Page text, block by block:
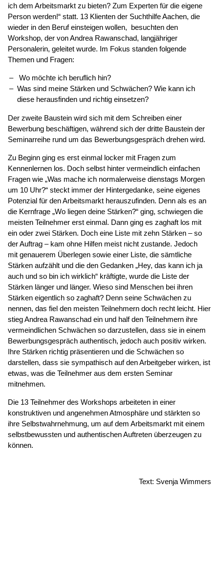
ich dem Arbeitsmarkt zu bieten? Zum Experten für die eigene
Person werden!“ statt. 13 Klienten der Suchthilfe Aachen, die
wieder in den Beruf einsteigen wollen, besuchten den
Workshop, der von Andrea Rawanschad, langjähriger
Personalerin, geleitet wurde. Im Fokus standen folgende
Themen und Fragen:
Wo möchte ich beruflich hin?
Was sind meine Stärken und Schwächen? Wie kann ich
diese herausfinden und richtig einsetzen?
Der zweite Baustein wird sich mit dem Schreiben einer
Bewerbung beschäftigen, während sich der dritte Baustein der
Seminarreihe rund um das Bewerbungsgespräch drehen wird.
Zu Beginn ging es erst einmal locker mit Fragen zum
Kennenlernen los. Doch selbst hinter vermeindlich einfachen
Fragen wie „Was mache ich normalerweise dienstags Morgen
um 10 Uhr?“ steckt immer der Hintergedanke, seine eigenes
Potenzial für den Arbeitsmarkt herauszufinden. Denn als es an
die Kernfrage „Wo liegen deine Stärken?“ ging, schwiegen die
meisten Teilnehmer erst einmal. Dann ging es zaghaft los mit
ein oder zwei Stärken. Doch eine Liste mit zehn Stärken – so
der Auftrag – kam ohne Hilfen meist nicht zustande. Jedoch
mit genauerem Überlegen sowie einer Liste, die sämtliche
Stärken aufzählt und die den Gedanken „Hey, das kann ich ja
auch und so bin ich wirklich“ kräftigte, wurde die Liste der
Stärken länger und länger. Wieso sind Menschen bei ihren
Stärken eigentlich so zaghaft? Denn seine Schwächen zu
nennen, das fiel den meisten Teilnehmern doch recht leicht. Hier
stieg Andrea Rawanschad ein und half den Teilnehmern ihre
vermeindlichen Schwächen so darzustellen, dass sie in einem
Bewerbungsgespräch authentisch, jedoch auch positiv wirken.
Ihre Stärken richtig präsentieren und die Schwächen so
darstellen, dass sie sympathisch auf den Arbeitgeber wirken, ist
etwas, was die Teilnehmer aus dem ersten Seminar
mitnehmen.
Die 13 Teilnehmer des Workshops arbeiteten in einer
konstruktiven und angenehmen Atmosphäre und stärkten so
ihre Selbstwahrnehmung, um auf dem Arbeitsmarkt mit einem
selbstbewussten und authentischen Auftreten überzeugen zu
können.
Text: Svenja Wimmers